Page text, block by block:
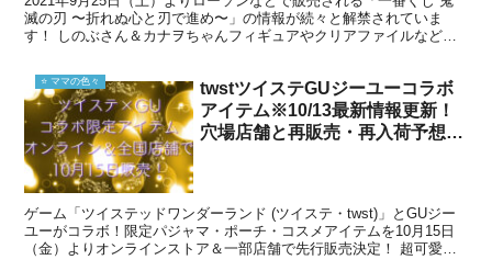
滅の刃 〜折れぬ心と刃で進め〜」の情報が続々と解禁されていま
す！ しのぶさん＆カナヲちゃんフィギュアやクリアファイルなどフ
⭐️ ママの色々
twstツイステGUジーユーコラボ
アイテム※10/13最新情報更新！
穴場店舗と再販売・再入荷予想！
ゲーム「ツイステッドワンダーランド (ツイステ・twst)」とGUジー
ユーがコラボ！限定パジャマ・ポーチ・コスメアイテムを10月15日
（金）よりオンラインストア＆一部店舗で先行販売決定！ 超可愛